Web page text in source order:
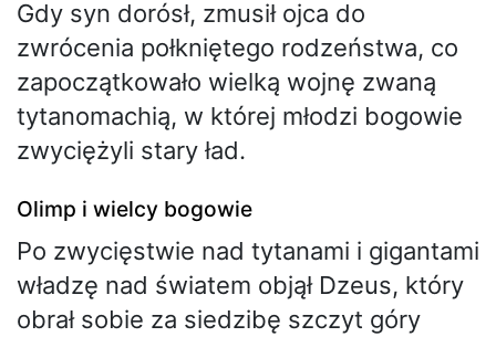
Gdy syn dorósł, zmusił ojca do
zwrócenia połkniętego rodzeństwa, co
zapoczątkowało wielką wojnę zwaną
tytanomachią, w której młodzi bogowie
zwyciężyli stary ład.
Olimp i wielcy bogowie
Po zwycięstwie nad tytanami i gigantami
władzę nad światem objął Dzeus, który
obrał sobie za siedzibę szczyt góry